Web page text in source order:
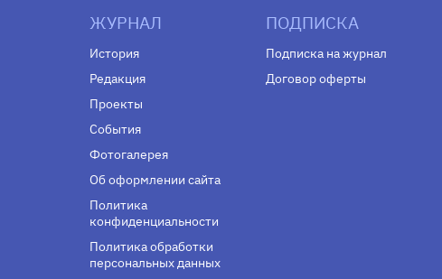
ЖУРНАЛ
История
Редакция
Проекты
События
Фотогалерея
Об оформлении сайта
Политика
конфиденциальности
Политика обработки
персональных данных
ПОДПИСКА
Подписка на журнал
Договор оферты